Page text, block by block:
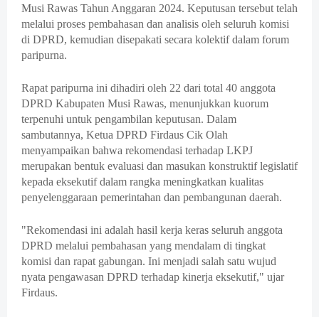
Musi Rawas Tahun Anggaran 2024. Keputusan tersebut telah
melalui proses pembahasan dan analisis oleh seluruh komisi
di DPRD, kemudian disepakati secara kolektif dalam forum
paripurna.
Rapat paripurna ini dihadiri oleh 22 dari total 40 anggota
DPRD Kabupaten Musi Rawas, menunjukkan kuorum
terpenuhi untuk pengambilan keputusan. Dalam
sambutannya, Ketua DPRD Firdaus Cik Olah
menyampaikan bahwa rekomendasi terhadap LKPJ
merupakan bentuk evaluasi dan masukan konstruktif legislatif
kepada eksekutif dalam rangka meningkatkan kualitas
penyelenggaraan pemerintahan dan pembangunan daerah.
"Rekomendasi ini adalah hasil kerja keras seluruh anggota
DPRD melalui pembahasan yang mendalam di tingkat
komisi dan rapat gabungan. Ini menjadi salah satu wujud
nyata pengawasan DPRD terhadap kinerja eksekutif," ujar
Firdaus.